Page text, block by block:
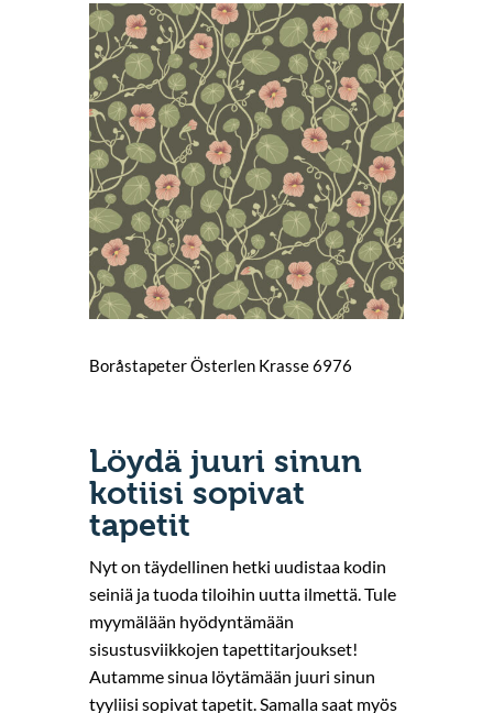
Boråstapeter Österlen Krasse 6976
Löydä juuri sinun
kotiisi sopivat
tapetit
Nyt on täydellinen hetki uudistaa kodin
seiniä ja tuoda tiloihin uutta ilmettä. Tule
myymälään hyödyntämään
sisustusviikkojen tapettitarjoukset!
Autamme sinua löytämään juuri sinun
tyyliisi sopivat tapetit. Samalla saat myös